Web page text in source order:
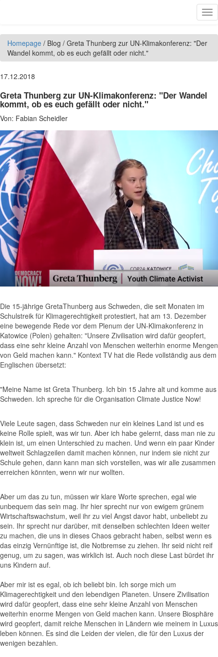
Homepage / Blog / Greta Thunberg zur UN-Klimakonferenz: "Der
Wandel kommt, ob es euch gefällt oder nicht."
17.12.2018
Greta Thunberg zur UN-Klimakonferenz: "Der Wandel
kommt, ob es euch gefällt oder nicht."
Von: Fabian Scheidler
Die 15-jährige GretaThunberg aus Schweden, die seit Monaten im
Schulstreik für Klimagerechtigkeit protestiert, hat am 13. Dezember
eine bewegende Rede vor dem Plenum der UN-Klimakonferenz in
Katowice (Polen) gehalten: "Unsere Zivilisation wird dafür geopfert,
dass eine sehr kleine Anzahl von Menschen weiterhin enorme Mengen
von Geld machen kann." Kontext TV hat die Rede vollständig aus dem
Englischen übersetzt:
"Meine Name ist Greta Thunberg. Ich bin 15 Jahre alt und komme aus
Schweden. Ich spreche für die Organisation Climate Justice Now!
Viele Leute sagen, dass Schweden nur ein kleines Land ist und es
keine Rolle spielt, was wir tun. Aber ich habe gelernt, dass man nie zu
klein ist, um einen Unterschied zu machen. Und wenn ein paar Kinder
weltweit Schlagzeilen damit machen können, nur indem sie nicht zur
Schule gehen, dann kann man sich vorstellen, was wir alle zusammen
erreichen könnten, wenn wir nur wollten.
Aber um das zu tun, müssen wir klare Worte sprechen, egal wie
unbequem das sein mag. Ihr hier sprecht nur von ewigem grünem
Wirtschaftswachstum, weil ihr zu viel Angst davor habt, unbeliebt zu
sein. Ihr sprecht nur darüber, mit denselben schlechten Ideen weiter
zu machen, die uns in dieses Chaos gebracht haben, selbst wenn es
das einzig Vernünftige ist, die Notbremse zu ziehen. Ihr seid nicht reif
genug, um zu sagen, was wirklich ist. Auch noch diese Last bürdet ihr
uns Kindern auf.
Aber mir ist es egal, ob ich beliebt bin. Ich sorge mich um
Klimagerechtigkeit und den lebendigen Planeten. Unsere Zivilisation
wird dafür geopfert, dass eine sehr kleine Anzahl von Menschen
weiterhin enorme Mengen von Geld machen kann. Unsere Biosphäre
wird geopfert, damit reiche Menschen in Ländern wie meinem in Luxus
leben können. Es sind die Leiden der vielen, die für den Luxus der
wenigen bezahlen.